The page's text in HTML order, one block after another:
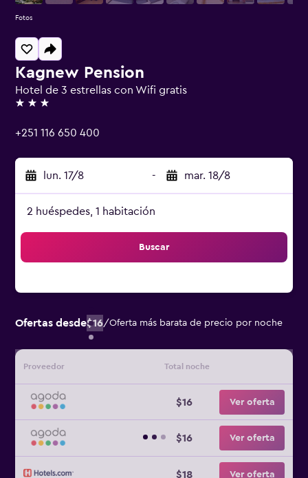
Kagnew Pension
Hotel de 3 estrellas con Wifi gratis
3 estrellas
+251 116 650 400
lun. 17/8 - mar. 18/8
2 huéspedes, 1 habitación
Buscar
Ofertas desde$16/Oferta más barata de precio por noche
Proveedor Total noche
$16 Ver oferta
$16 Ver oferta
$18 Ver oferta
Fotos